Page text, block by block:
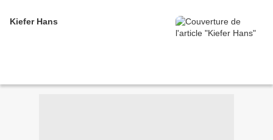
Kiefer Hans